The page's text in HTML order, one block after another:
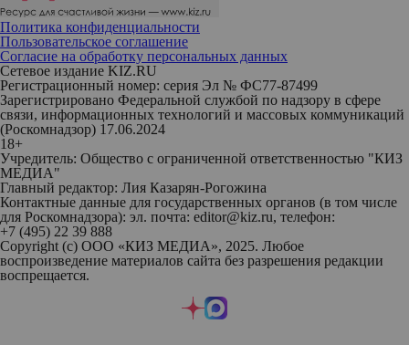
Политика конфиденциальности
Пользовательское соглашение
Согласие на обработку персональных данных
Сетевое издание KIZ.RU
Регистрационный номер: серия Эл № ФС77-87499
Зарегистрировано Федеральной службой по надзору в сфере
связи, информационных технологий и массовых коммуникаций
(Роскомнадзор) 17.06.2024
18+
Учредитель: Общество с ограниченной ответственностью "КИЗ
МЕДИА"
Главный редактор: Лия Казарян-Рогожина
Контактные данные для государственных органов (в том числе
для Роскомнадзора): эл. почта: editor@kiz.ru, телефон:
+7 (495) 22 39 888
Copyright (с) ООО «КИЗ МЕДИА», 2025. Любое
воспроизведение материалов сайта без разрешения редакции
воспрещается.